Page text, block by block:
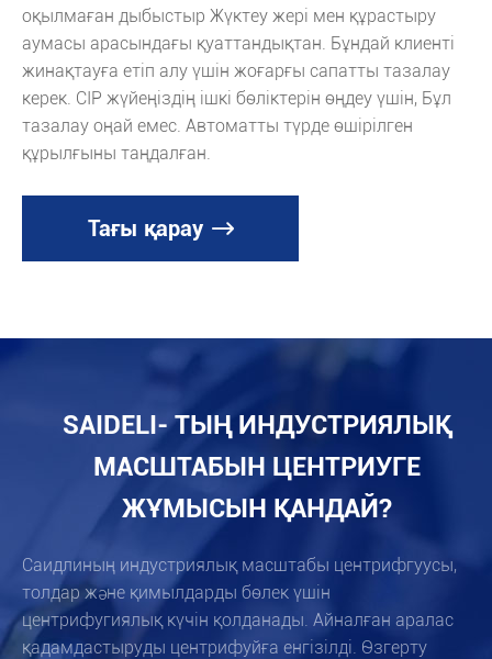
оқылмаған дыбыстыр Жүктеу жері мен құрастыру
аумасы арасындағы қуаттандықтан. Бұндай клиенті
жинақтауға етіп алу үшін жоғарғы сапатты тазалау
керек. CIP жүйеңіздің ішкі бөліктерін өңдеу үшін, Бұл
тазалау оңай емес. Автоматты түрде өшірілген
құрылғыны таңдалған.
Тағы қарау 
SAIDELI- ТЫҢ ИНДУСТРИЯЛЫҚ
МАСШТАБЫН ЦЕНТРИУГЕ
ЖҰМЫСЫН ҚАНДАЙ?
Саидлиның индустриялық масштабы центрифгуусы,
толдар және қимылдарды бөлек үшін
центрифугиялық күчін қолданады. Айналған аралас
қадамдастыруды центрифуйға енгізілді. Өзгерту